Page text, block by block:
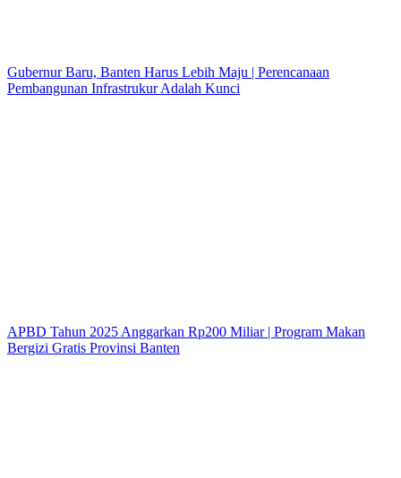
Gubernur Baru, Banten Harus Lebih Maju | Perencanaan
Pembangunan Infrastrukur Adalah Kunci
APBD Tahun 2025 Anggarkan Rp200 Miliar | Program Makan
Bergizi Gratis Provinsi Banten